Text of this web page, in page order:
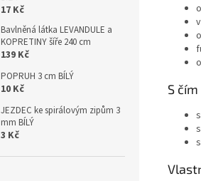
17 Kč
Bavlněná látka LEVANDULE a
KOPRETINY šíře 240 cm
139 Kč
POPRUH 3 cm BÍLÝ
10 Kč
JEZDEC ke spirálovým zipům 3
mm BÍLÝ
3 Kč
S